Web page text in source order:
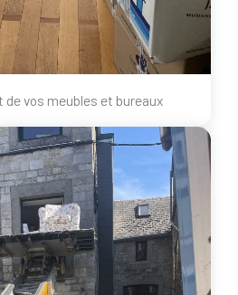
de vos meubles et bureaux